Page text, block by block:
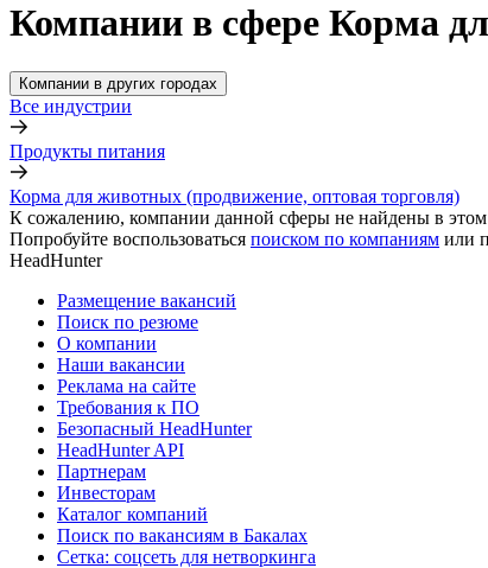
Компании в сфере Корма
Компании в других городах
Все индустрии
Продукты питания
Корма для животных (продвижение, оптовая торговля)
К сожалению, компании данной сферы не найдены в этом
Попробуйте воспользоваться поиском по компаниям или
HeadHunter
Размещение вакансий
Поиск по резюме
О компании
Наши вакансии
Реклама на сайте
Требования к ПО
Безопасный HeadHunter
HeadHunter API
Партнерам
Инвесторам
Каталог компаний
Поиск по вакансиям в Бакалах
Сетка: соцсеть для нетворкинга